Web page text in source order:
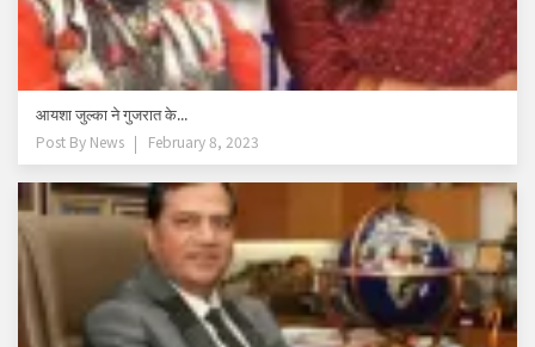
आयशा जुल्का ने गुजरात के...
Post By News February 8, 2023